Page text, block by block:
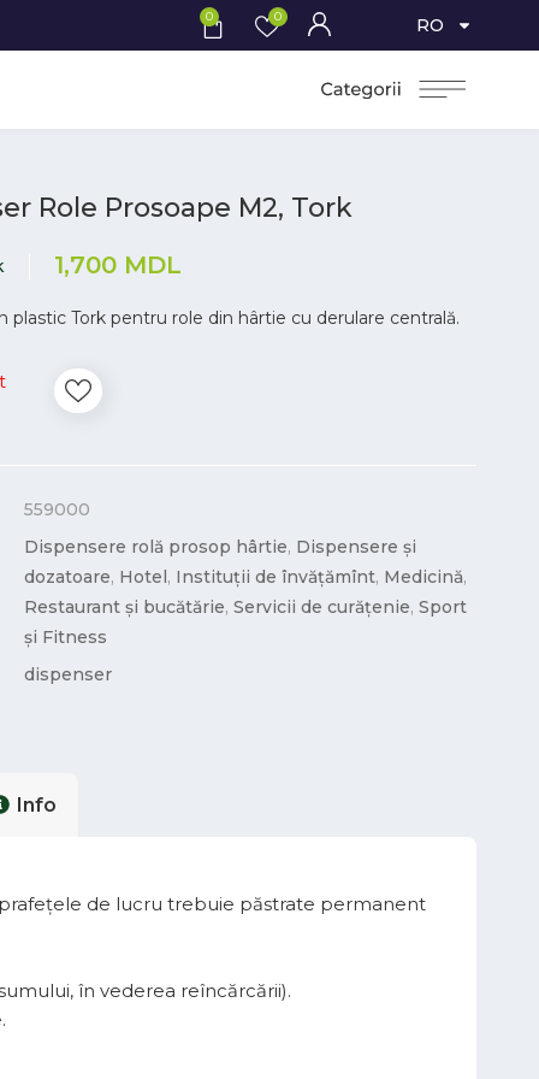
0 0 RO
Role Prosoape M2, Tork
1,700 MDL
plastic Tork pentru role din hârtie cu derulare centrală.
559000
Dispensere rolă prosop hârtie, Dispensere și
dozatoare, Hotel , Instituții de învățămînt, Medicină,
Restaurant și bucătărie,Servicii de curățenie,Sport
și Fitness
dispenser
Info
de lucru trebuie păstrate permanent
în vederea reîncărcării).